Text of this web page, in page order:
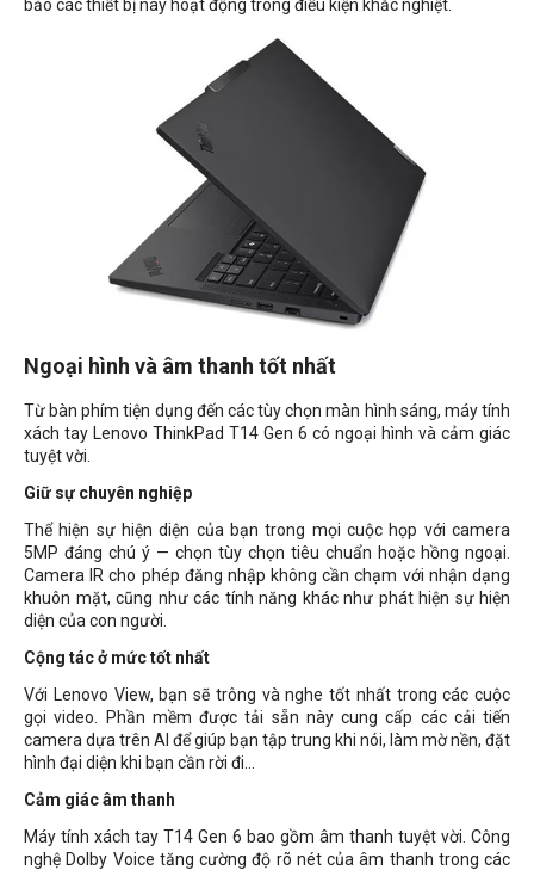
bảo các thiết bị này hoạt động trong điều kiện khắc nghiệt.
Ngoại hình và âm thanh tốt nhất
Từ bàn phím tiện dụng đến các tùy chọn màn hình sáng, máy tính
xách tay Lenovo ThinkPad T14 Gen 6 có ngoại hình và cảm giác
tuyệt vời.
Giữ sự chuyên nghiệp
Thể hiện sự hiện diện của bạn trong mọi cuộc họp với camera
5MP đáng chú ý — chọn tùy chọn tiêu chuẩn hoặc hồng ngoại.
Camera IR cho phép đăng nhập không cần chạm với nhận dạng
khuôn mặt, cũng như các tính năng khác như phát hiện sự hiện
diện của con người.
Cộng tác ở mức tốt nhất
Với Lenovo View, bạn sẽ trông và nghe tốt nhất trong các cuộc
gọi video. Phần mềm được tải sẵn này cung cấp các cải tiến
camera dựa trên AI để giúp bạn tập trung khi nói, làm mờ nền, đặt
hình đại diện khi bạn cần rời đi...
Cảm giác âm thanh
Máy tính xách tay T14 Gen 6 bao gồm âm thanh tuyệt vời. Công
nghệ Dolby Voice tăng cường độ rõ nét của âm thanh trong các